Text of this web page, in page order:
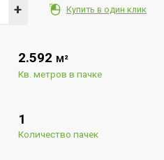
Купить в один клик
+
2.592 М²
Кв. метров в пачке
1
Количество пачек